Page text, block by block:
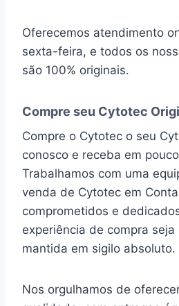
Oferecemos atendimento
sexta-feira, e todos os
são 100% originais.
Compre seu Cytotec
Compre o Cytotec o seu
conosco e receba em
Trabalhamos com uma
venda de Cytotec em
comprometidos e
experiência de compra
mantida em sigilo absoluto.
Nos orgulhamos de